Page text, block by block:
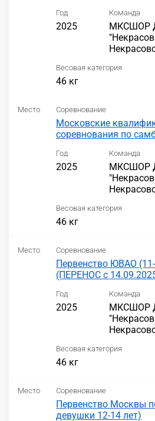
Год
2025
Команда
МКСШОР
Весовая категория
46 кг
Место Соревнование
Московские
соревнования по
Год
2025
Команда
МКСШОР
Весовая категория
46 кг
Место Соревнование
Первенство ЮВАО
(ПЕРЕНОС с
Год
2025
Команда
МКСШОР
Весовая категория
46 кг
Место Соревнование
Первенство Москвы
девушки 12-14 лет)